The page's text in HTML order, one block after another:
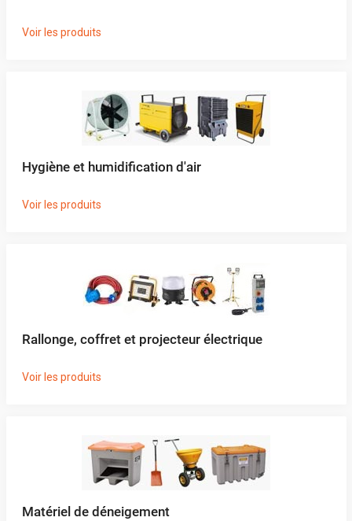
Voir les produits
Hygiène et humidification d'air
Voir les produits
Rallonge, coffret et projecteur électrique
Voir les produits
Matériel de déneigement